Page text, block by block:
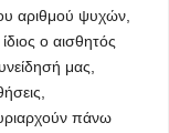
αριθμού ψυχών,
ο αισθητός
μας,
πάνω